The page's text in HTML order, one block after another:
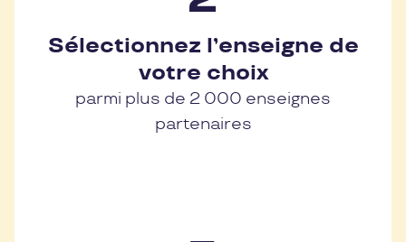
Sélectionnez l’enseigne de
votre choix
parmi plus de 2 000 enseignes
partenaires